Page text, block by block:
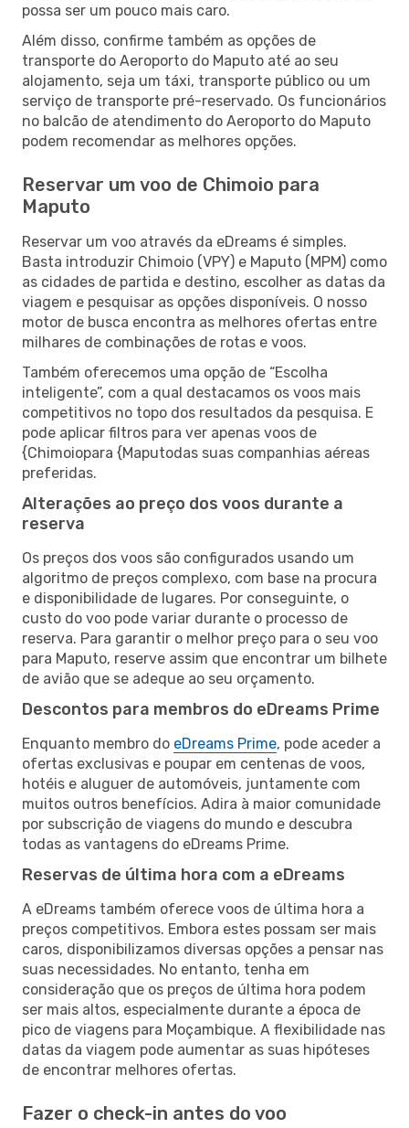
possa ser um pouco mais caro.
Além disso, confirme também as opções de
transporte do Aeroporto do Maputo até ao seu
alojamento, seja um táxi, transporte público ou um
serviço de transporte pré-reservado. Os funcionários
no balcão de atendimento do Aeroporto do Maputo
podem recomendar as melhores opções.
Reservar um voo de Chimoio para
Maputo
Reservar um voo através da eDreams é simples.
Basta introduzir Chimoio (VPY) e Maputo (MPM) como
as cidades de partida e destino, escolher as datas da
viagem e pesquisar as opções disponíveis. O nosso
motor de busca encontra as melhores ofertas entre
milhares de combinações de rotas e voos.
Também oferecemos uma opção de “Escolha
inteligente”, com a qual destacamos os voos mais
competitivos no topo dos resultados da pesquisa. E
pode aplicar filtros para ver apenas voos de
{Chimoiopara {Maputodas suas companhias aéreas
preferidas.
Alterações ao preço dos voos durante a
reserva
Os preços dos voos são configurados usando um
algoritmo de preços complexo, com base na procura
e disponibilidade de lugares. Por conseguinte, o
custo do voo pode variar durante o processo de
reserva. Para garantir o melhor preço para o seu voo
para Maputo, reserve assim que encontrar um bilhete
de avião que se adeque ao seu orçamento.
Descontos para membros do eDreams Prime
Enquanto membro do eDreams Prime, pode aceder a
ofertas exclusivas e poupar em centenas de voos,
hotéis e aluguer de automóveis, juntamente com
muitos outros benefícios. Adira à maior comunidade
por subscrição de viagens do mundo e descubra
todas as vantagens do eDreams Prime.
Reservas de última hora com a eDreams
A eDreams também oferece voos de última hora a
preços competitivos. Embora estes possam ser mais
caros, disponibilizamos diversas opções a pensar nas
suas necessidades. No entanto, tenha em
consideração que os preços de última hora podem
ser mais altos, especialmente durante a época de
pico de viagens para Moçambique. A flexibilidade nas
datas da viagem pode aumentar as suas hipóteses
de encontrar melhores ofertas.
Fazer o check-in antes do voo